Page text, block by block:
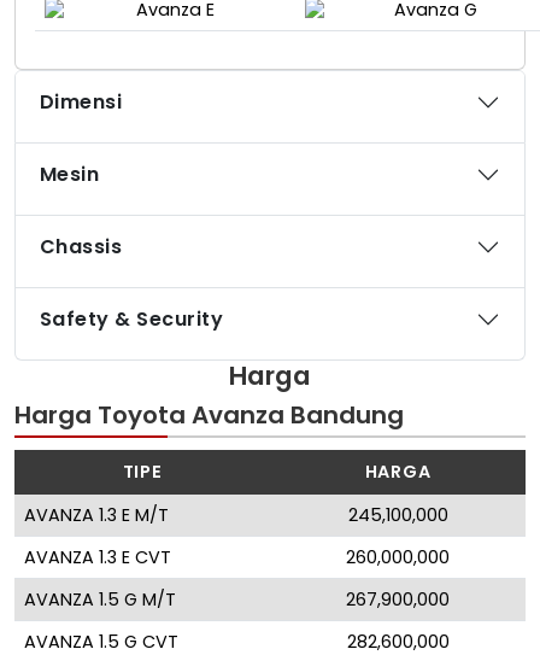
Dimensi
Mesin
Chassis
Safety & Security
Harga
Harga Toyota Avanza Bandung
TIPE
HARGA
AVANZA 1.3 E M/T
245,100,000
AVANZA 1.3 E CVT
260,000,000
AVANZA 1.5 G M/T
267,900,000
AVANZA 1.5 G CVT
282,600,000